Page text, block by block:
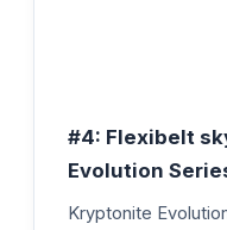
#4: Flexibelt
Evolution
Kryptonite